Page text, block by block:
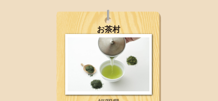
お茶村